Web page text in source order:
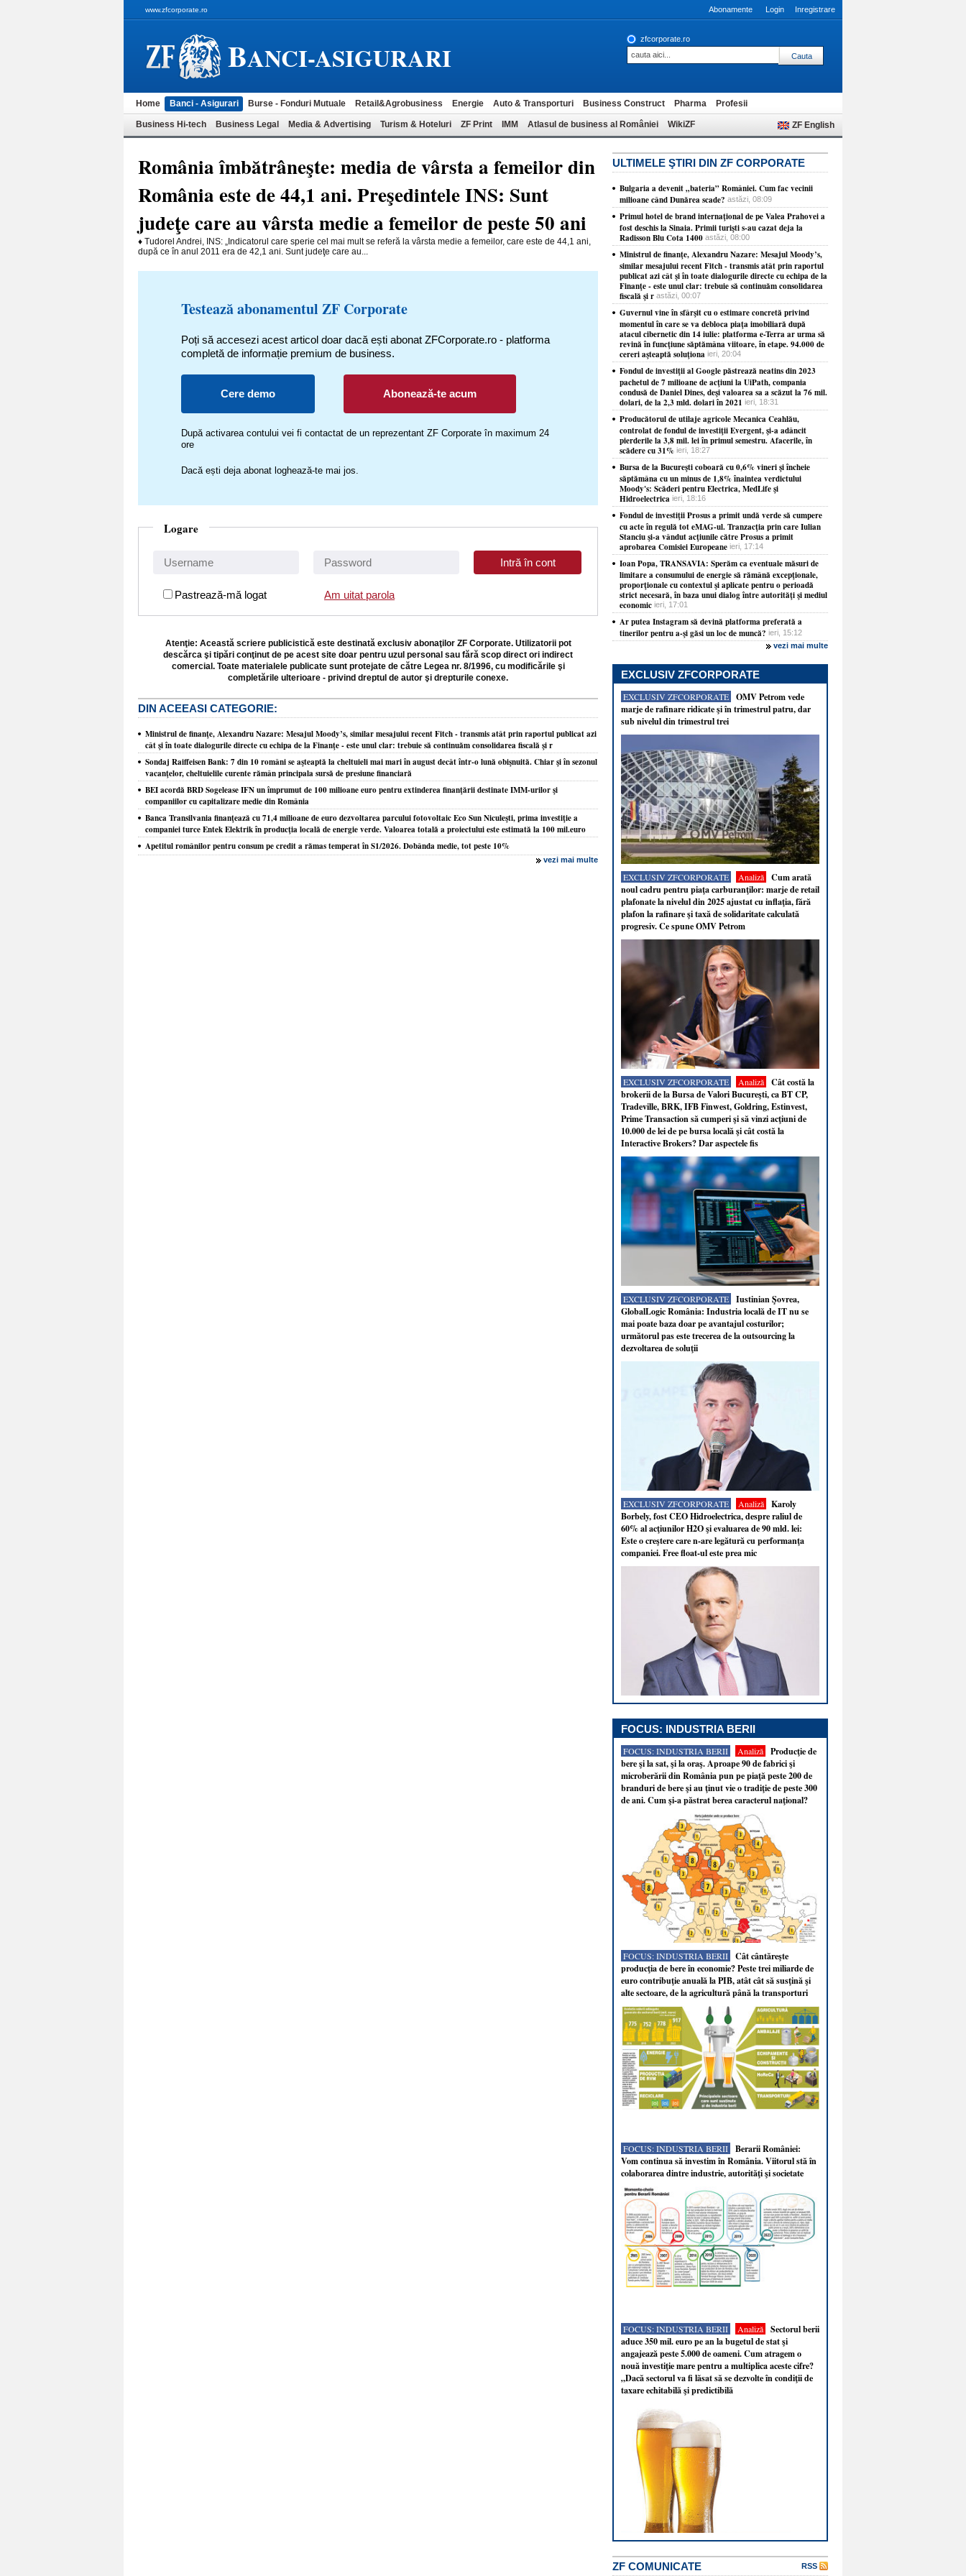
www.zfcorporate.ro Abonamente Login Inregistrare
BANCI-ASIGURARI
zfcorporate.ro
Home Banci - Asigurari Burse - Fonduri Mutuale Retail&Agrobusiness Energie Auto & Transporturi Business Construct Pharma Profesii
Business Hi-tech Business Legal Media & Advertising Turism & Hoteluri ZF Print IMM Atlasul de business al României WikiZF ZF English
România îmbătrâneşte: media de vârsta a femeilor din
România este de 44,1 ani. Preşedintele INS: Sunt
judeţe care au vârsta medie a femeilor de peste 50 ani
♦ Tudorel Andrei, INS: „Indicatorul care sperie cel mai mult se referă la vârsta medie a femeilor, care este de 44,1 ani,
după ce în anul 2011 era de 42,1 ani. Sunt judeţe care au...
Testează abonamentul ZF Corporate
Poți să accesezi acest articol doar dacă ești abonat ZFCorporate.ro - platforma
completă de informație premium de business.
Cere demo Abonează-te acum
După activarea contului vei fi contactat de un reprezentant ZF Corporate în maximum 24
ore
Dacă ești deja abonat loghează-te mai jos.
Logare
Pastrează-mă logat Am uitat parola
Atenţie: Această scriere publicistică este destinată exclusiv abonaţilor ZF Corporate. Utilizatorii pot
descărca şi tipări conţinut de pe acest site doar pentru uzul personal sau fără scop direct ori indirect
comercial. Toate materialele publicate sunt protejate de către Legea nr. 8/1996, cu modificările şi
completările ulterioare - privind dreptul de autor şi drepturile conexe.
DIN ACEEASI CATEGORIE:
Ministrul de finanţe, Alexandru Nazare: Mesajul Moody’s, similar mesajului recent Fitch - transmis atât prin raportul publicat azi
cât şi în toate dialogurile directe cu echipa de la Finanţe - este unul clar: trebuie să continuăm consolidarea fiscală şi r
Sondaj Raiffeisen Bank: 7 din 10 români se aşteaptă la cheltuieli mai mari în august decât într-o lună obişnuită. Chiar şi în sezonul
vacanţelor, cheltuielile curente rămân principala sursă de presiune financiară
BEI acordă BRD Sogelease IFN un împrumut de 100 milioane euro pentru extinderea finanţării destinate IMM-urilor şi
companiilor cu capitalizare medie din România
Banca Transilvania finanţează cu 71,4 milioane de euro dezvoltarea parcului fotovoltaic Eco Sun Niculeşti, prima investiţie a
companiei turce Entek Elektrik în producţia locală de energie verde. Valoarea totală a proiectului este estimată la 100 mil.euro
Apetitul românilor pentru consum pe credit a rămas temperat în S1/2026. Dobânda medie, tot peste 10%
vezi mai multe
ULTIMELE ŞTIRI DIN ZF CORPORATE
Bulgaria a devenit „bateria” României. Cum fac vecinii
milioane când Dunărea scade? astăzi, 08:09
​Primul hotel de brand internaţional de pe Valea Prahovei a
fost deschis la Sinaia. Primii turişti s-au cazat deja la
Radisson Blu Cota 1400 astăzi, 08:00
Ministrul de finanţe, Alexandru Nazare: Mesajul Moody’s,
similar mesajului recent Fitch - transmis atât prin raportul
publicat azi cât şi în toate dialogurile directe cu echipa de la
Finanţe - este unul clar: trebuie să continuăm consolidarea
fiscală şi r astăzi, 00:07
Guvernul vine în sfârşit cu o estimare concretă privind
momentul în care se va debloca piaţa imobiliară după
atacul cibernetic din 14 iulie: platforma e-Terra ar urma să
revină în funcţiune săptămâna viitoare, în etape. 94.000 de
cereri aşteaptă soluţiona ieri, 20:04
Fondul de investiţii al Google păstrează neatins din 2023
pachetul de 7 milioane de acţiuni la UiPath, compania
condusă de Daniel Dines, deşi valoarea sa a scăzut la 76 mil.
dolari, de la 2,3 mld. dolari în 2021 ieri, 18:31
Producătorul de utilaje agricole Mecanica Ceahlău,
controlat de fondul de investiţii Evergent, şi-a adâncit
pierderile la 3,8 mil. lei în primul semestru. Afacerile, în
scădere cu 31% ieri, 18:27
Bursa de la Bucureşti coboară cu 0,6% vineri şi încheie
săptămâna cu un minus de 1,8% înaintea verdictului
Moody's: Scăderi pentru Electrica, MedLife şi
Hidroelectrica ieri, 18:16
Fondul de investiţii Prosus a primit undă verde să cumpere
cu acte în regulă tot eMAG-ul. Tranzacţia prin care Iulian
Stanciu şi-a vândut acţiunile către Prosus a primit
aprobarea Comisiei Europeane ieri, 17:14
Ioan Popa, TRANSAVIA: Sperăm ca eventuale măsuri de
limitare a consumului de energie să rămână excepţionale,
proporţionale cu contextul şi aplicate pentru o perioadă
strict necesară, în baza unui dialog între autorităţi şi mediul
economic ieri, 17:01
Ar putea Instagram să devină platforma preferată a
tinerilor pentru a-şi găsi un loc de muncă? ieri, 15:12
vezi mai multe
EXCLUSIV ZFCORPORATE
EXCLUSIV ZFCORPORATE
OMV Petrom vede
marje de rafinare ridicate şi în trimestrul patru, dar
sub nivelul din trimestrul trei
EXCLUSIV ZFCORPORATE Analiză
Cum arată
noul cadru pentru piaţa carburanţilor: marje de retail
plafonate la nivelul din 2025 ajustat cu inflaţia, fără
plafon la rafinare şi taxă de solidaritate calculată
progresiv. Ce spune OMV Petrom
EXCLUSIV ZFCORPORATE Analiză
Cât costă la
brokerii de la Bursa de Valori Bucureşti, ca BT CP,
Tradeville, BRK, IFB Finwest, Goldring, Estinvest,
Prime Transaction să cumperi şi să vinzi acţiuni de
10.000 de lei de pe bursa locală şi cât costă la
Interactive Brokers? Dar aspectele fis
EXCLUSIV ZFCORPORATE
Iustinian Şovrea,
GlobalLogic România: Industria locală de IT nu se
mai poate baza doar pe avantajul costurilor;
următorul pas este trecerea de la outsourcing la
dezvoltarea de soluţii
EXCLUSIV ZFCORPORATE Analiză
Karoly
Borbely, fost CEO Hidroelectrica, despre raliul de
60% al acţiunilor H2O şi evaluarea de 90 mld. lei:
Este o creştere care n-are legătură cu performanţa
companiei. Free float-ul este prea mic
FOCUS: INDUSTRIA BERII
FOCUS: INDUSTRIA BERII Analiză
Producţie de
bere şi la sat, şi la oraş. Aproape 90 de fabrici şi
microberării din România pun pe piaţă peste 200 de
branduri de bere şi au ţinut vie o tradiţie de peste 300
de ani. Cum şi-a păstrat berea caracterul naţional?
FOCUS: INDUSTRIA BERII
Cât cântăreşte
producţia de bere în economie? Peste trei miliarde de
euro contribuţie anuală la PIB, atât cât să susţină şi
alte sectoare, de la agricultură până la transporturi
FOCUS: INDUSTRIA BERII
Berarii României:
Vom continua să investim în România. Viitorul stă în
colaborarea dintre industrie, autorităţi şi societate
FOCUS: INDUSTRIA BERII Analiză
Sectorul berii
aduce 350 mil. euro pe an la bugetul de stat şi
angajează peste 5.000 de oameni. Cum atragem o
nouă investiţie mare pentru a multiplica aceste cifre?
„Dacă sectorul va fi lăsat să se dezvolte în condiţii de
taxare echitabilă şi predictibilă
ZF COMUNICATE RSS